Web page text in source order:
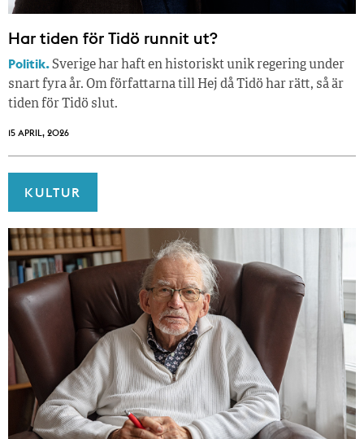
Har tiden för Tidö runnit ut?
Politik.Sverige har haft en historiskt unik regering under
snart fyra år. Om författarna till Hej då Tidö har rätt, så är
tiden för Tidö slut.
15 APRIL, 2026
KULTUR